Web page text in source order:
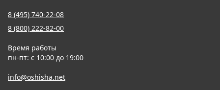
8 (495) 740-22-08
8 (800) 222-82-00
Время работы
пн-пт: с 10:00 до 19:00
info@oshisha.net